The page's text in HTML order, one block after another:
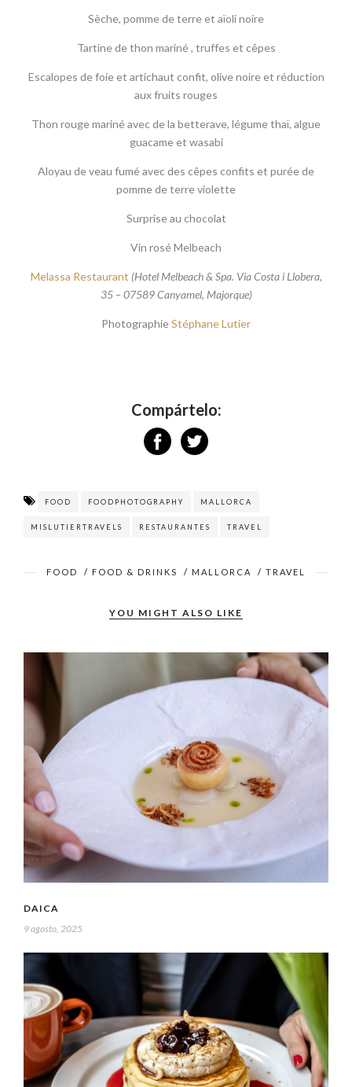
Sèche, pomme de terre et aïoli noire
Tartine de thon mariné , truffes et cêpes
Escalopes de foie et artichaut confit, olive noire et réduction
aux fruits rouges
Thon rouge mariné avec de la betterave, légume thaï, algue
guacame et wasabi
Aloyau de veau fumé avec des cêpes confits et purée de
pomme de terre violette
Surprise au chocolat
Vin rosé Melbeach
Melassa Restaurant (Hotel Melbeach & Spa. Via Costa i Llobera,
35 – 07589 Canyamel, Majorque)
PhotographieStéphane Lutier
Compártelo:
FOOD FOODPHOTOGRAPHY MALLORCA
MISLUTIERTRAVELS RESTAURANTES TRAVEL
FOOD / FOOD & DRINKS / MALLORCA / TRAVEL
YOU MIGHT ALSO LIKE
DAICA
9 agosto, 2025